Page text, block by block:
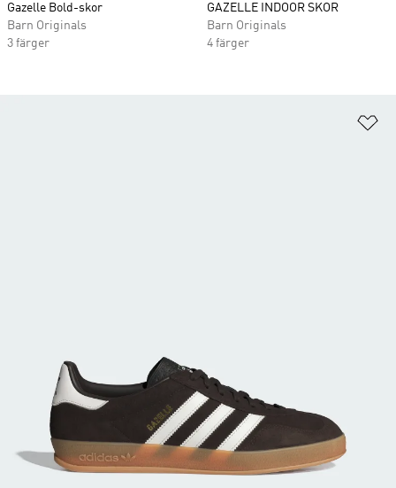
Gazelle Bold-skor
Barn Originals
3 färger
GAZELLE INDOOR SKOR
Barn Originals
4 färger